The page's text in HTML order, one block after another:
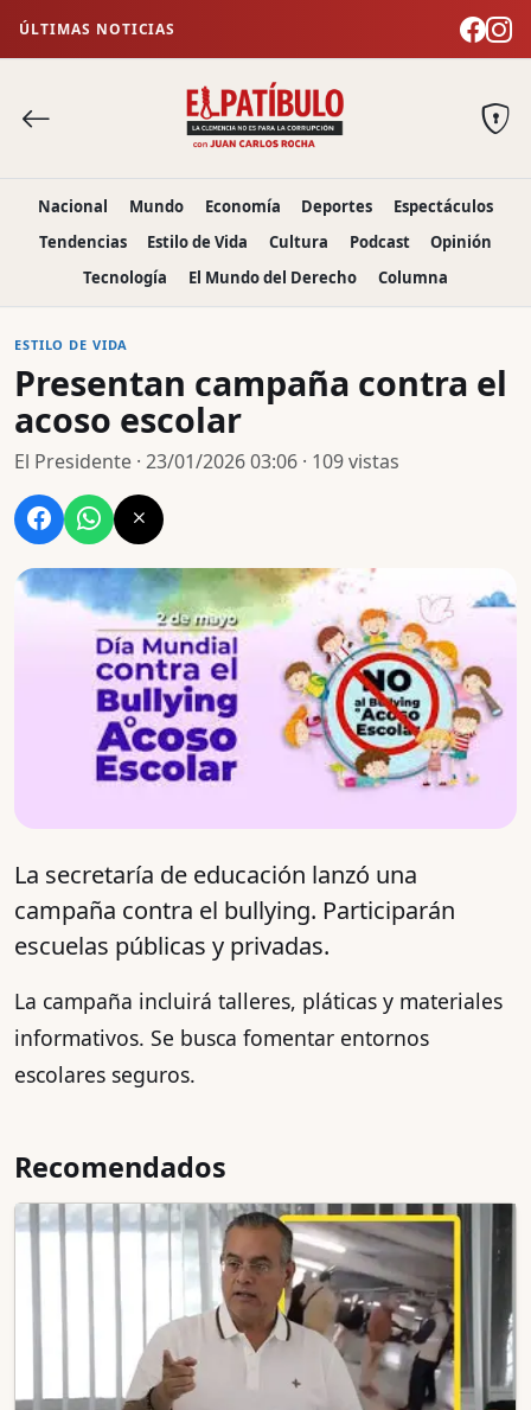
ÚLTIMAS NOTICIAS
Nacional Mundo Economía Deportes
Espectáculos
Tendencias
Estilo de Vida Cultura Podcast
Opinión
Tecnología
El Mundo del Derecho Columna
ESTILO DE VIDA
Presentan campaña contra el
acoso escolar
El Presidente · 23/01/2026 03:06 · 109 vistas
La secretaría de educación lanzó una
campaña contra el bullying. Participarán
escuelas públicas y privadas.
La campaña incluirá talleres, pláticas y materiales
informativos. Se busca fomentar entornos
escolares seguros.
Recomendados